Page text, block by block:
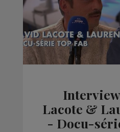
Lacote &
- Docu-